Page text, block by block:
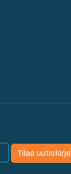
Tilaa uutiskirje